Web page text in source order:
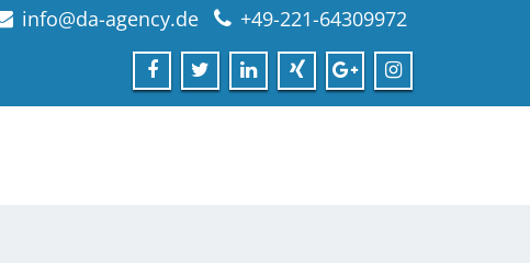
info@da-agency.de +49-221-64309972